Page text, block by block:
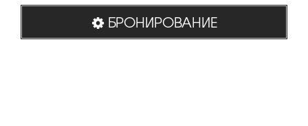
БРОНИРОВАНИЕ